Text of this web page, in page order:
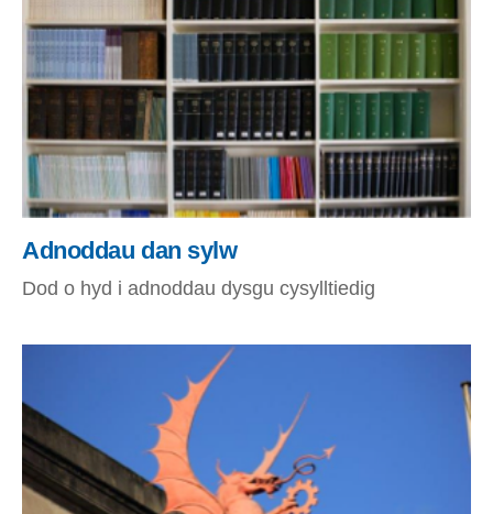
Adnoddau dan sylw
Dod o hyd i adnoddau dysgu cysylltiedig